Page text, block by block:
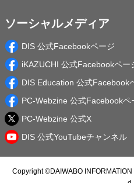
ソーシャルメディア
DIS 公式Facebookページ
iKAZUCHI 公式Facebookペー
DIS Education 公式Facebook
PC-Webzine 公式Facebookペ
PC-Webzine 公式X
DIS 公式YouTubeチャンネル
Copyright ©DAIWABO INFORMATION